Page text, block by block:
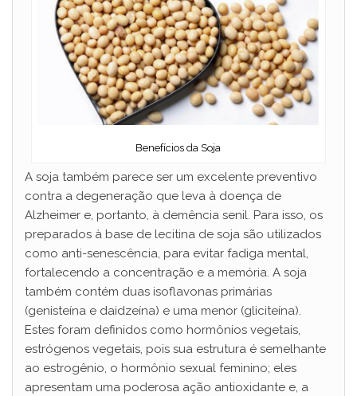
Benefícios da Soja
A soja também parece ser um excelente preventivo
contra a degeneração que leva à doença de
Alzheimer e, portanto, à demência senil. Para isso, os
preparados à base de lecitina de soja são utilizados
como anti-senescência, para evitar fadiga mental,
fortalecendo a concentração e a memória. A soja
também contém duas isoflavonas primárias
(genisteína e daidzeína) e uma menor (gliciteína).
Estes foram definidos como hormônios vegetais,
estrógenos vegetais, pois sua estrutura é semelhante
ao estrogênio, o hormônio sexual feminino; eles
apresentam uma poderosa ação antioxidante e, a